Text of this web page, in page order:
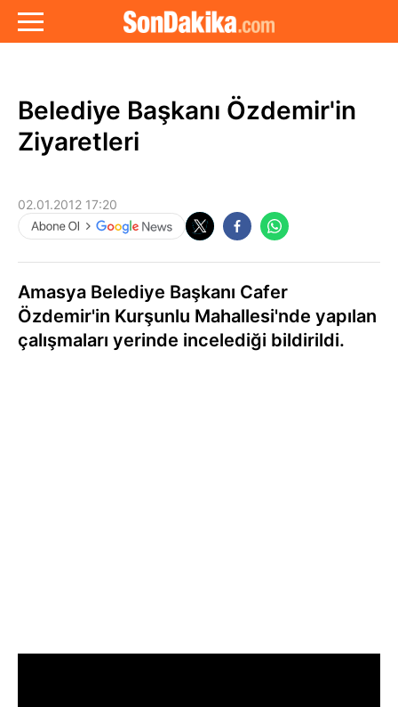
Belediye Başkanı Özdemir'in
Ziyaretleri
02.01.2012 17:20
Amasya Belediye Başkanı Cafer
Özdemir'in Kurşunlu Mahallesi'nde yapılan
çalışmaları yerinde incelediği bildirildi.